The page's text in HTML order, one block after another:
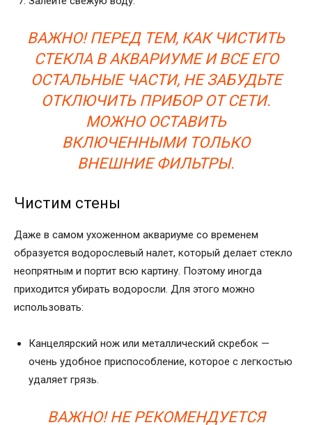
ВАЖНО! ПЕРЕД ТЕМ, КАК ЧИСТИТЬ
СТЕКЛА В АКВАРИУМЕ И ВСЕ ЕГО
ОСТАЛЬНЫЕ ЧАСТИ, НЕ ЗАБУДЬТЕ
ОТКЛЮЧИТЬ ПРИБОР ОТ СЕТИ.
МОЖНО ОСТАВИТЬ
ВКЛЮЧЕННЫМИ ТОЛЬКО
ВНЕШНИЕ ФИЛЬТРЫ.
Чистим стены
Даже в самом ухоженном аквариуме со временем
образуется водорослевый налет, который делает стекло
неопрятным и портит всю картину. Поэтому иногда
приходится убирать водоросли. Для этого можно
использовать:
Канцелярский нож или металлический скребок —
очень удобное приспособление, которое с легкостью
удаляет грязь.
ВАЖНО! НЕ РЕКОМЕНДУЕТСЯ